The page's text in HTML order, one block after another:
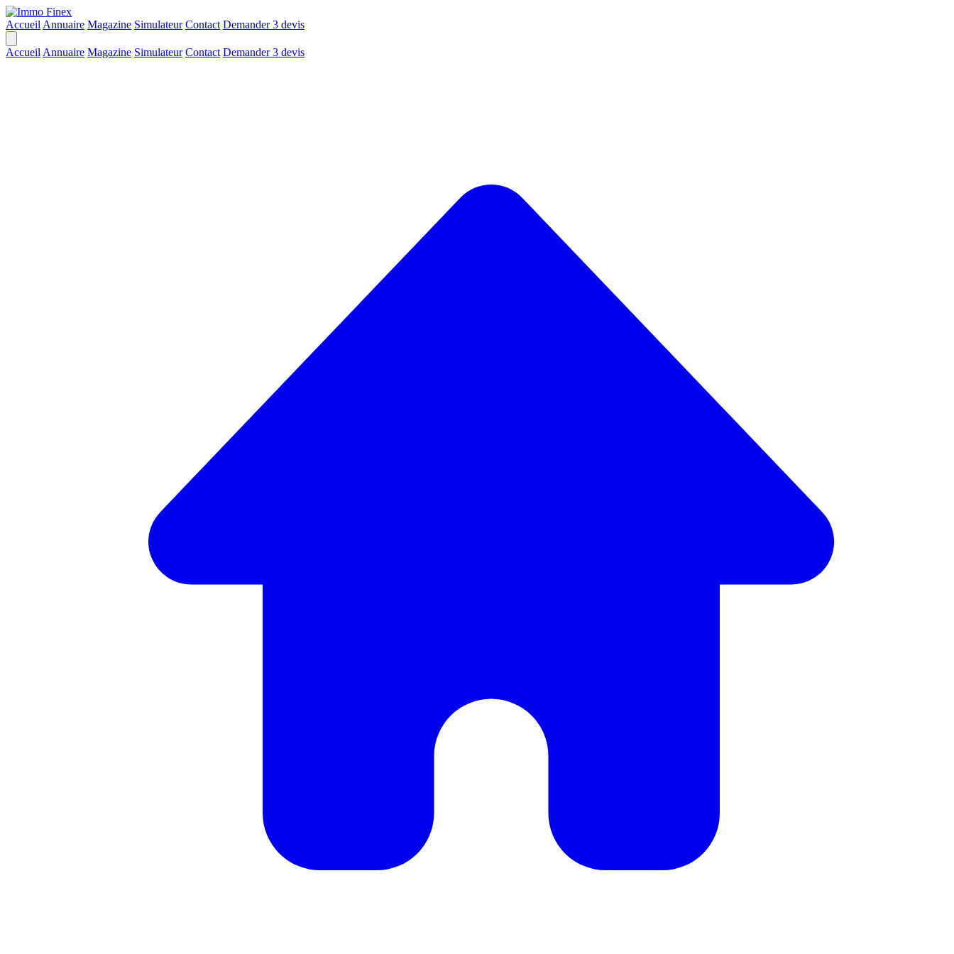
Accueil Annuaire Magazine Simulateur Contact Demander 3 devis
Accueil Annuaire Magazine Simulateur Contact Demander 3 devis